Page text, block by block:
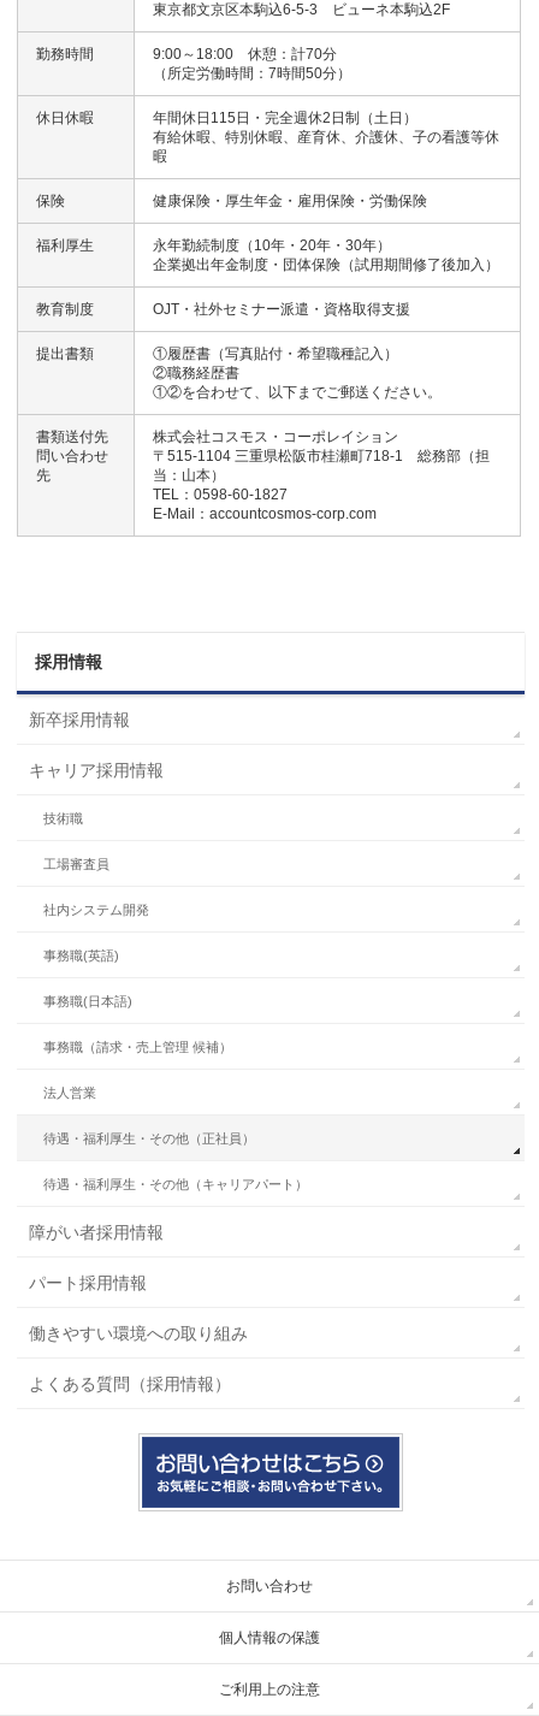
東京都文京区本駒込6-5-3 ビューネ本駒込2F
勤務時間
9:00～18:00 休憩：計70分
（所定労働時間：7時間50分）
休日休暇
年間休日115日・完全週休2日制（土日）
有給休暇、特別休暇、産育休、介護休、子の看護等休
暇
保険 健康保険・厚生年金・雇用保険・労働保険
福利厚生
永年勤続制度（10年・20年・30年）
企業拠出年金制度・団体保険（試用期間修了後加入）
教育制度 OJT・社外セミナー派遣・資格取得支援
提出書類
①履歴書（写真貼付・希望職種記入）
②職務経歴書
①②を合わせて、以下までご郵送ください。
書類送付先
問い合わせ
先
株式会社コスモス・コーポレイション
〒515-1104 三重県松阪市桂瀬町718-1 総務部（担
当：山本）
TEL：0598-60-1827
E-Mail：accountcosmos-corp.com
採用情報
新卒採用情報
キャリア採用情報
技術職
工場審査員
社内システム開発
事務職(英語)
事務職(日本語)
事務職（請求・売上管理 候補）
法人営業
待遇・福利厚生・その他（正社員）
待遇・福利厚生・その他（キャリアパート）
障がい者採用情報
パート採用情報
働きやすい環境への取り組み
よくある質問（採用情報）
お問い合わせ
個人情報の保護
ご利用上の注意